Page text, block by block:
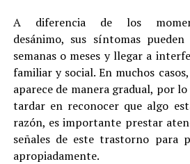
A diferencia de los
desánimo, sus síntomas
semanas o meses y llegar a
familiar y social. En muchos
aparece de manera gradual, por
tardar en reconocer que algo
razón, es importante prestar
señales de este trastorno para
apropiadamente.